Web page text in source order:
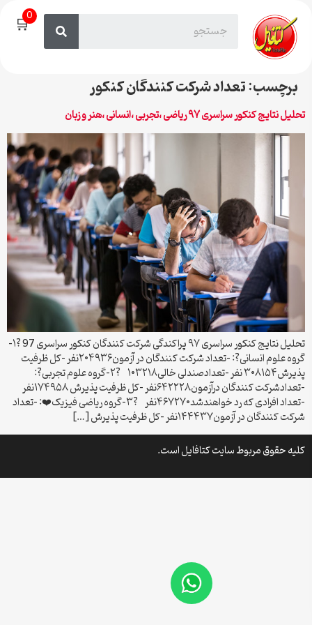
🛒0
برچسب:تعداد شرکت کنندگان کنکور
تحلیل نتایج کنکور سراسری ۹۷ ریاضی ،تجربی ،انسانی ،هنر و زبان
تحلیل نتایج کنکور سراسری ۹۷ پراکندگی شرکت کنندگان کنکور سراسری 97 ?۱-
گروه علوم انسانی?: -تعداد شرکت کنندگان در آزمون۲۰۴۹۳۶نفر -کل ظرفیت
پذیرش۳۰۸۱۵۴ نفر -تعدادصندلی خالی۱۰۳۲۱۸ ?۲-گروه علوم تجربی?:
-تعدادشرکت کنندگان درآزمون۶۴۲۲۲۸نفر -کل ظرفیت پذیرش ۱۷۴۹۵۸نفر
-تعداد افرادی که رد خواهندشد۴۶۷۲۷۰نفر ?۳-گروه ریاضی فیزیک❤️: -تعداد
شرکت کنندگان در آزمون۱۴۴۴۳۷نفر -کل ظرفیت پذیرش […]
کلیه حقوق مربوط سایت کتافایل است.